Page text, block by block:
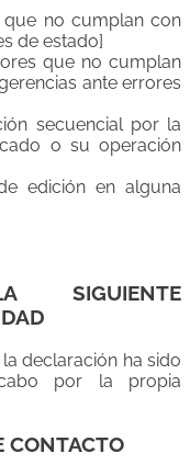
que no cumplan con
de estado]
que no cumplan
ante errores
secuencial por la
o su operación
edición en alguna
SIGUIENTE
declaración ha sido
por la propia
CONTACTO